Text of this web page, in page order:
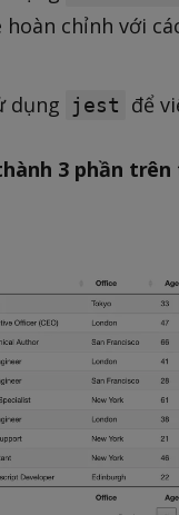
chỉnh với
dụng
jest để
3 phần